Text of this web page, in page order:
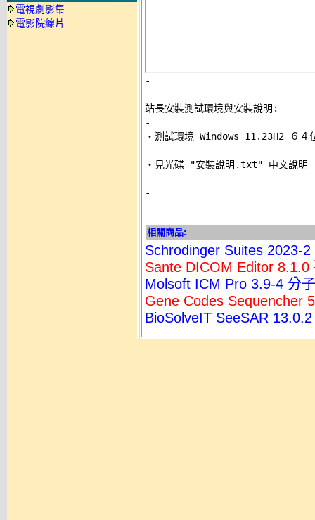
電視劇影集
電影院線片
-
站長安裝測試環境與安裝說明:
-
‧測試環境 Windows 11.23H2 ６４
‧見光碟 "安裝說明.txt" 中文說明
-
相關商品:
Schrodinger Suites 2023-
Sante DICOM Editor
Molsoft ICM Pro 3.9-4 分
Gene Codes Sequencher
BioSolveIT SeeSAR